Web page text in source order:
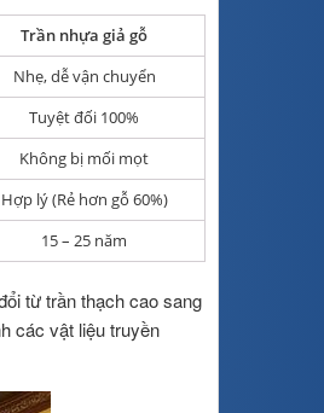
Trần nhựa giả gỗ
Nhẹ, dễ vận chuyển
Tuyệt đối 100%
Không bị mối mọt
Hợp lý (Rẻ hơn gỗ 60%)
15 – 25 năm
từ trần thạch cao sang
các vật liệu truyền